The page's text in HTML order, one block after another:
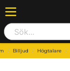
Billjud Högtalare